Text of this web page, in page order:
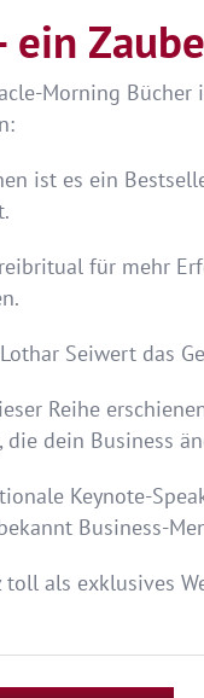
ein
Morning Bücher
ist es ein
für mehr
Seiwert das
Reihe
die dein Business
Keynote-
Business-
toll als exklusives